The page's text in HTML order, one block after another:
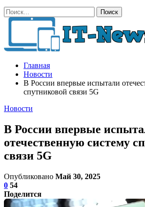
Главная
Новости
В России впервые испытали
спутниковой связи 5G
Новости
В России впервые
отечественную систему
связи 5G
Опубликовано Май 30, 2025
0 54
Поделится